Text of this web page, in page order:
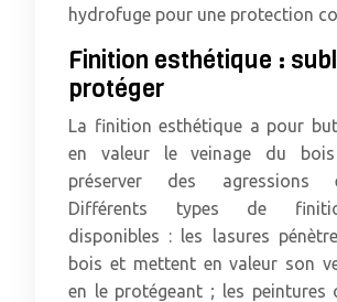
hydrofuge pour une protection
Finition esthétique :
protéger
La finition esthétique a pour
en valeur le veinage du
préserver des agressions
Différents types de
disponibles : les lasures
bois et mettent en valeur son
en le protégeant ; les peintures